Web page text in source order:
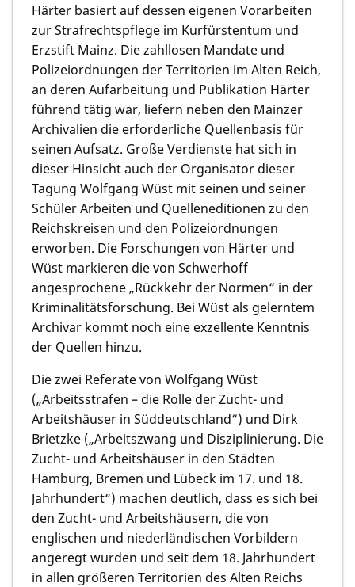
Härter basiert auf dessen eigenen Vorarbeiten
zur Strafrechtspflege im Kurfürstentum und
Erzstift Mainz. Die zahllosen Mandate und
Polizeiordnungen der Territorien im Alten Reich,
an deren Aufarbeitung und Publikation Härter
führend tätig war, liefern neben den Mainzer
Archivalien die erforderliche Quellenbasis für
seinen Aufsatz. Große Verdienste hat sich in
dieser Hinsicht auch der Organisator dieser
Tagung Wolfgang Wüst mit seinen und seiner
Schüler Arbeiten und Quelleneditionen zu den
Reichskreisen und den Polizeiordnungen
erworben. Die Forschungen von Härter und
Wüst markieren die von Schwerhoff
angesprochene „Rückkehr der Normen“ in der
Kriminalitätsforschung. Bei Wüst als gelerntem
Archivar kommt noch eine exzellente Kenntnis
der Quellen hinzu.
Die zwei Referate von Wolfgang Wüst
(„Arbeitsstrafen – die Rolle der Zucht- und
Arbeitshäuser in Süddeutschland“) und Dirk
Brietzke („Arbeitszwang und Disziplinierung. Die
Zucht- und Arbeitshäuser in den Städten
Hamburg, Bremen und Lübeck im 17. und 18.
Jahrhundert“) machen deutlich, dass es sich bei
den Zucht- und Arbeitshäusern, die von
englischen und niederländischen Vorbildern
angeregt wurden und seit dem 18. Jahrhundert
in allen größeren Territorien des Alten Reichs